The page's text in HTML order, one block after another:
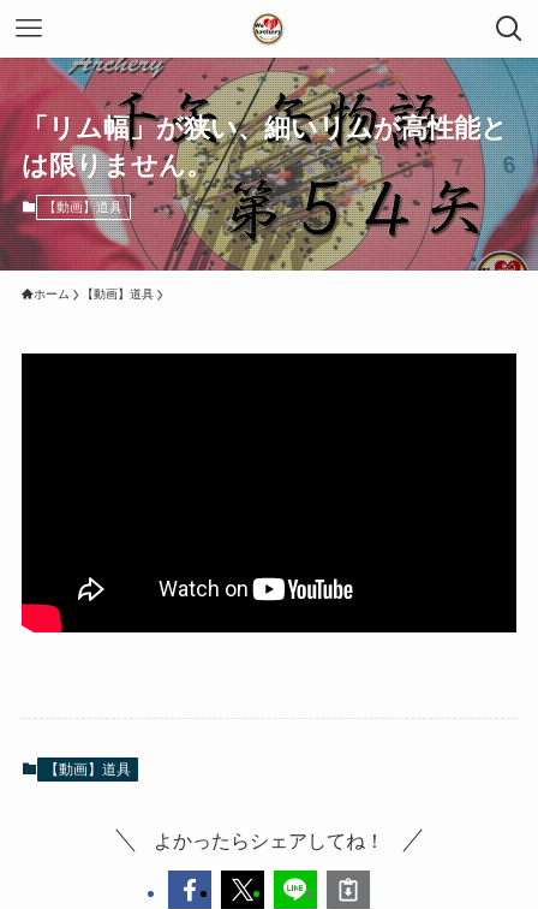
「リム幅」が狭い、細いリムが高性能と
は限りません。
【動画】道具
ホーム 【動画】道具
【動画】道具
よかったらシェアしてね！